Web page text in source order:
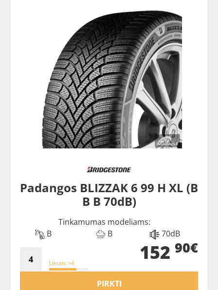
Padangos BLIZZAK 6 99 H XL (B
B B 70dB)
Tinkamumas modeliams:
B
B 70dB
Likutis >4 152 90€
PIRKTI